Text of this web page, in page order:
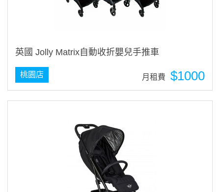
英國 Jolly Matrix自動收折嬰兒手推車
$1000
月租費
桃園店